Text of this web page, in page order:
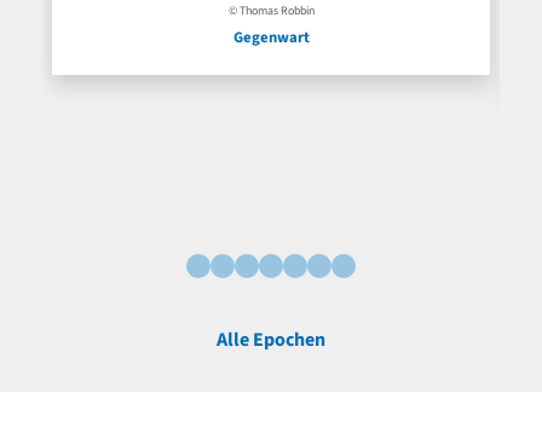
© Thomas Robbin
Gegenwart
Alle Epochen